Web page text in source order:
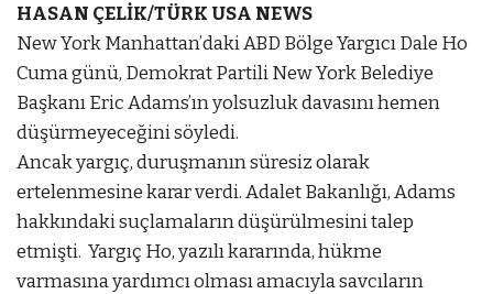
HASAN ÇELİK/TÜRK USA NEWS
New York Manhattan’daki ABD Bölge Yargıcı Dale Ho
Cuma günü, Demokrat Partili New York Belediye
Başkanı Eric Adams’ın yolsuzluk davasını hemen
düşürmeyeceğini söyledi.
Ancak yargıç, duruşmanın süresiz olarak
ertelenmesine karar verdi. Adalet Bakanlığı, Adams
hakkındaki suçlamaların düşürülmesini talep
etmişti. Yargıç Ho, yazılı kararında, hükme
varmasına yardımcı olması amacıyla savcıların